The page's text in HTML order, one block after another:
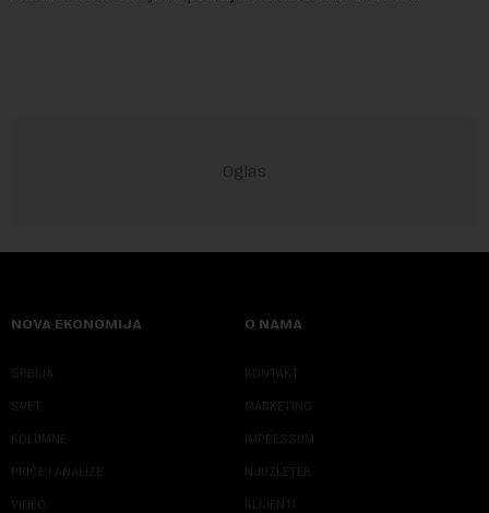
NOVA EKONOMIJA
SRBIJA
SVET
KOLUMNE
PRIČE I ANALIZE
VIDEO
O NAMA
KONTAKT
MARKETING
IMPRESSUM
NJUZLETER
KLIJENTI